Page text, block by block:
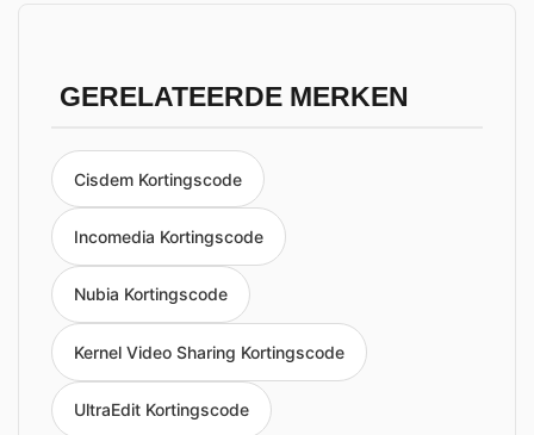
GERELATEERDE MERKEN
Cisdem Kortingscode
Incomedia Kortingscode
Nubia Kortingscode
Kernel Video Sharing Kortingscode
UltraEdit Kortingscode